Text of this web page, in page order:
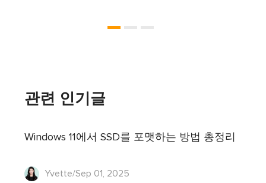
관련 인기글
Windows 11에서 SSD를 포맷하는 방법 총정리
Yvette/Sep 01, 2025